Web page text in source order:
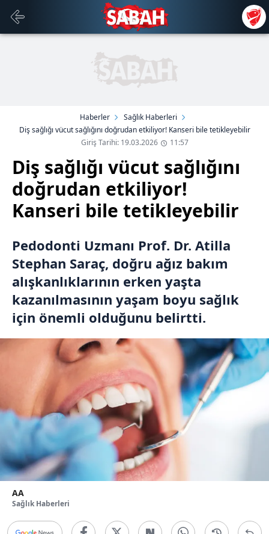
Haberler
Sağlık Haberleri
Diş sağlığı vücut sağlığını doğrudan etkiliyor! Kanseri bile tetikleyebilir
Giriş Tarihi: 19.03.2026
11:57
Diş sağlığı vücut sağlığını
doğrudan etkiliyor!
Kanseri bile tetikleyebilir
Pedodonti Uzmanı Prof. Dr. Atilla
Stephan Saraç, doğru ağız bakım
alışkanlıklarının erken yaşta
kazanılmasının yaşam boyu sağlık
için önemli olduğunu belirtti.
AA
Sağlık Haberleri